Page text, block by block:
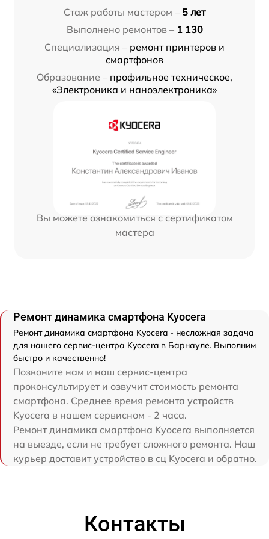
Стаж работы мастером – 5 лет
Выполнено ремонтов – 1 130
Специализация – ремонт принтеров и
смартфонов
Образование – профильное техническое,
«Электроника и наноэлектроника»
Вы можете ознакомиться с сертификатом
мастера
Ремонт динамика смартфона Kyocera
Ремонт динамика смартфона Kyocera - несложная задача
для нашего сервис-центра Kyocera в Барнауле. Выполним
быстро и качественно!
Позвоните нам и наш сервис-центра
проконсультирует и озвучит стоимость ремонта
смартфона. Среднее время ремонта устройств
Kyocera в нашем сервисном - 2 часа.
Ремонт динамика смартфона Kyocera выполняется
на выезде, если не требует сложного ремонта. Наш
курьер доставит устройство в сц Kyocera и обратно.
Контакты